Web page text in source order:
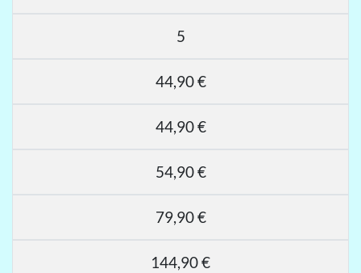
5
44,90 €
44,90 €
54,90 €
79,90 €
144,90 €